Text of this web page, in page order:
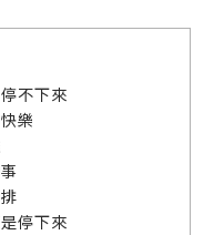
不下來
樂
停下來